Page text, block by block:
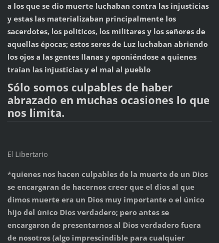
a los que se dio muerte luchaban contra las injusticias
y estas las materializaban principalmente los
sacerdotes, los políticos, los militares y los señores de
aquellas épocas; estos seres de Luz luchaban abriendo
los ojos a las gentes llanas y oponiéndose a quienes
traían las injusticias y el mal al pueblo
Sólo somos culpables de haber
abrazado en muchas ocasiones lo que
nos limita.
El Libertario
*quienes nos hacen culpables de la muerte de un Dios
se encargaran de hacernos creer que el dios al que
dimos muerte era un Dios muy importante o el único
hijo del único Dios verdadero; pero antes se
encargaron de presentarnos al Dios verdadero fuera
de nosotros (algo imprescindible para cualquier